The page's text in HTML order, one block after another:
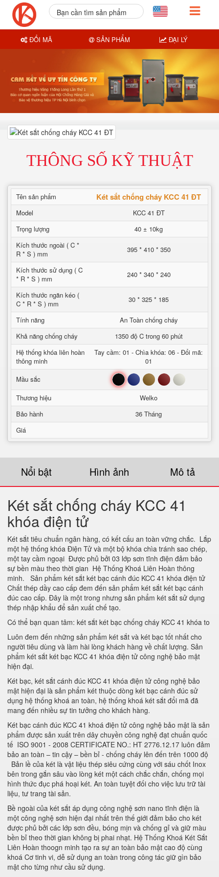
THÔNG SỐ KỸ THUẬT
Tên sản phẩm Két sắt chống cháy KCC 41 ĐT
Model
KCC 41 ĐT
Trọng lượng
40 ± 10kg
Kích thước ngoài ( C *
R * S ) mm
395 * 410 * 350
Kích thước sử dụng ( C
* R * S ) mm
240 * 340 * 240
Kích thước ngăn kéo (
C * R * S ) mm
30 * 325 * 185
Tính năng
An Toàn chống cháy
Khả năng chống cháy
1350 độ C trong 60 phút
Hệ thống khóa liên hoàn
thông minh
Tay cầm: 01 - Chìa khóa: 06 - Đổi mã:
01
Mầu sắc
Đen Xanh Nâu Đỏ Trắng
Thương hiệu
Welko
Bảo hành
36 Tháng
Giá
Nổi bật Hình ảnh Mô tả
Két sắt chống cháy KCC 41
khóa điện tử
Két sắt tiêu chuẩn ngân hàng, có kết cấu an toàn vững chắc. Lắp
một hệ thống khóa Điện Tử và một bộ khóa chìa tránh sao chép,
một tay cầm ngoại Được phủ bởi 03 lớp sơn tĩnh điện đảm bảo
sự bền màu theo thời gian Hệ Thống Khoá Liên Hoàn thông
minh. Sản phẩm két sắt két bạc cánh đúc KCC 41 khóa điện tử
Chất thép dầy cao cấp đem đến sản phẩm két sắt két bạc cánh
đúc cao cấp. Đây là một trong nhưng sản phẩm két sắt sử dụng
thép nhập khẩu để sản xuất chế tạo.
Có thể bạn quan tâm: két sắt két bạc chống cháy KCC 41 khóa to
Luôn đem đến những sản phẩm két sắt và két bạc tốt nhất cho
người tiêu dùng và làm hài lòng khách hàng về chất lượng. Sản
phẩm két sắt két bạc KCC 41 khóa điện tử công nghệ bảo mật
hiện đại.
Két bạc, két sắt cánh đúc KCC 41 khóa điện tử công nghệ bảo
mật hiện đại là sản phẩm két thuộc dòng két bạc cánh đúc sử
dụng hệ thống khoá an toàn, hệ thống khoá két sắt đổi mã đã
mang đến nhiều sự tin tưởng cho khách hàng.
Két bạc cánh đúc KCC 41 khoá điện tử công nghệ bảo mật là sản
phẩm được sản xuất trên dây chuyền công nghệ đạt chuẩn quốc
tế ISO 9001 - 2008 CERTIFICATE NO.: HT 2776.12.17 luôn đảm
bảo an toàn – tin cậy – bền bỉ - chống cháy lên đến trên 1000 độ
Bản lề của két là vật liệu thép siêu cứng cùng với sáu chốt Inox
bên trong gắn sâu vào lòng két một cách chắc chắn, chống mọi
hình thức đục phá hoại két. An toàn tuyệt đối cho việc lưu trữ tài
liệu, tư trang tài sản.
Bề ngoài của két sắt áp dụng công nghệ sơn nano tĩnh điện là
một công nghệ sơn hiện đại nhất trên thế giới đảm bảo cho két
được phủ bởi các lớp sơn đều, bóng mịn và chống gỉ và giữ màu
bền bỉ theo thời gian không bị phai nhạt. Hệ Thống Khoá Két Sắt
Liên Hoàn thoogn minh tạo ra sự an toàn bảo mật cao độ cùng
khoá Cơ tinh vi, dễ sử dụng an toàn trong công tác giữ gìn bảo
mật cho từng như cầu sử dụng.
Bạn cần tìm sản phẩm
ĐỔI MÃ SẢN PHẨM ĐẠI LÝ